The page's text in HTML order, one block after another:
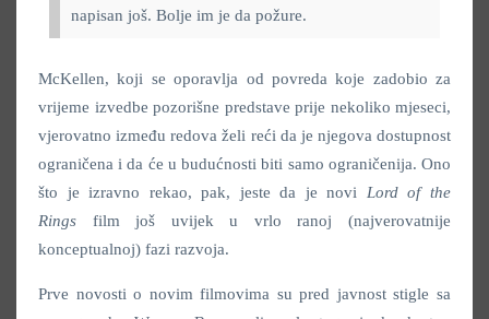
napisan još. Bolje im je da požure.
McKellen, koji se oporavlja od povreda koje zadobio za
vrijeme izvedbe pozorišne predstave prije nekoliko mjeseci,
vjerovatno između redova želi reći da je njegova dostupnost
ograničena i da će u budućnosti biti samo ograničenija. Ono
što je izravno rekao, pak, jeste da je novi Lord of the
Rings film još uvijek u vrlo ranoj (najverovatnije
konceptualnoj) fazi razvoja.
Prve novosti o novim filmovima su pred javnost stigle sa